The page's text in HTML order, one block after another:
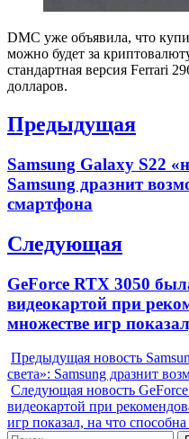
DMC уже объявила, что
можно будет за
стандартная версия Ferrari
долларов.
Навигация
записям
Предыдущая
Previous
post:
Samsung Galaxy S22
Samsung дразнит
смартфона
Следующая
Next
GeForce RTX 3050
видеокартой при
множестве игр
Предыдущая новость
света»: Samsung дразнит
Следующая новость
видеокартой при
игр показал, на что